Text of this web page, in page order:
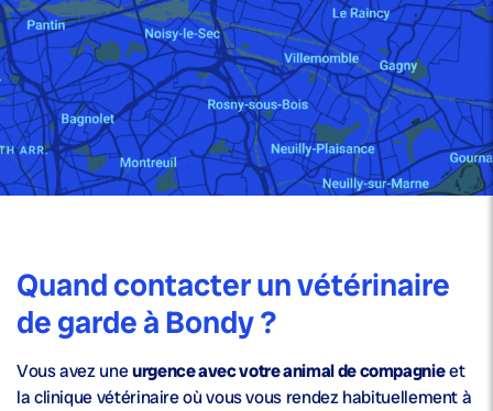
Quand contacter un vétérinaire
de garde à Bondy ?
Vous avez uneurgence avec votre animal de compagnieet
la clinique vétérinaire où vous vous rendez habituellement à